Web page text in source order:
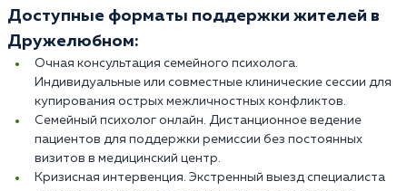
Доступные форматы поддержки жителей в
Дружелюбном:
Очная консультация семейного психолога.
Индивидуальные или совместные клинические сессии для
купирования острых межличностных конфликтов.
Семейный психолог онлайн. Дистанционное ведение
пациентов для поддержки ремиссии без постоянных
визитов в медицинский центр.
Кризисная интервенция. Экстренный выезд специалиста